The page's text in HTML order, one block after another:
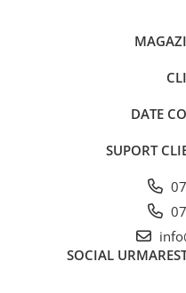
DATE
SUPORT
SOCIAL